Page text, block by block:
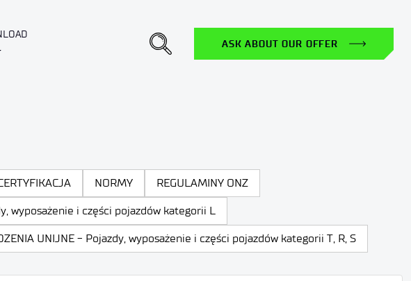
Dropdown
ASK ABOUT OUR OFFER
NORMY REGULAMINY ONZ
wyposażenie i części pojazdów kategorii L
UNIJNE - Pojazdy, wyposażenie i części pojazdów kategorii T, R, S